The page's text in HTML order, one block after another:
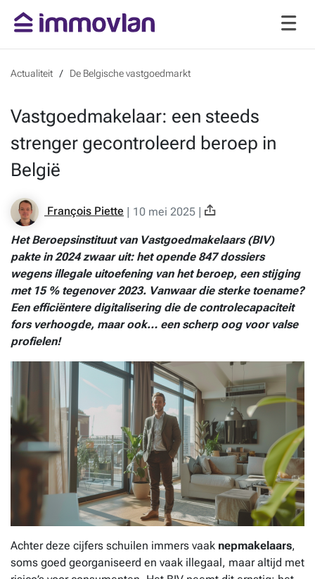
Actualiteit De Belgische vastgoedmarkt
Vastgoedmakelaar: een steeds
strenger gecontroleerd beroep in
België
François Piette | 10 mei 2025 |
Het Beroepsinstituut van Vastgoedmakelaars (BIV)
pakte in 2024 zwaar uit: het opende 847 dossiers
wegens illegale uitoefening van het beroep, een stijging
met 15 % tegenover 2023. Vanwaar die sterke toename?
Een efficiëntere digitalisering die de controlecapaciteit
fors verhoogde, maar ook… een scherp oog voor valse
profielen!
Achter deze cijfers schuilen immers vaak nepmakelaars,
soms goed georganiseerd en vaak illegaal, maar altijd met